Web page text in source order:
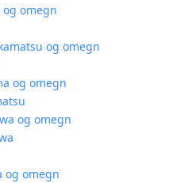
og omegn
og omegn
og omegn
og omegn
og omegn